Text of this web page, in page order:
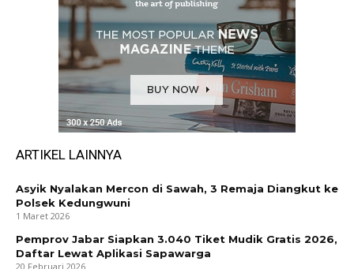
ARTIKEL LAINNYA
Asyik Nyalakan Mercon di Sawah, 3 Remaja Diangkut ke
Polsek Kedungwuni
1 Maret 2026
Pemprov Jabar Siapkan 3.040 Tiket Mudik Gratis 2026,
Daftar Lewat Aplikasi Sapawarga
20 Februari 2026